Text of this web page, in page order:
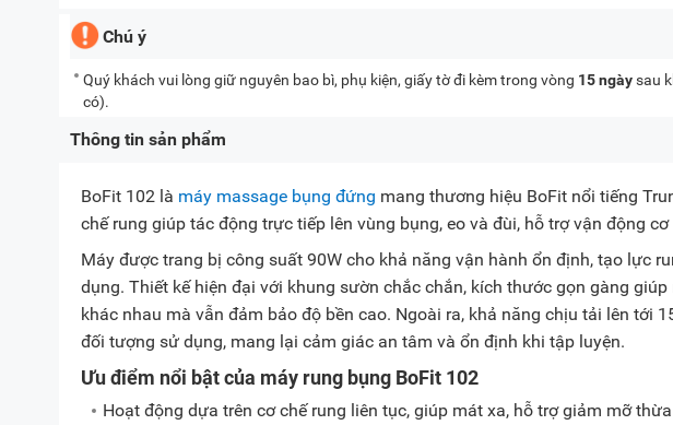
Chú ý
Quý khách vui lòng giữ nguyên bao bì, phụ kiện, giấy tờ đi kèm trong vòng 15 ngàysau
có).
Thông tin sản phẩm
BoFit 102 là máy massage bụng đứng mang thương hiệu BoFit nổi tiếng
chế rung giúp tác động trực tiếp lên vùng bụng, eo và đùi, hỗ trợ vận động
Máy được trang bị công suất 90W cho khả năng vận hành ổn định, tạo lực
dụng. Thiết kế hiện đại với khung sườn chắc chắn, kích thước gọn gàng
khác nhau mà vẫn đảm bảo độ bền cao. Ngoài ra, khả năng chịu tải lên tới
đối tượng sử dụng, mang lại cảm giác an tâm và ổn định khi tập luyện.
Ưu điểm nổi bật của máy rung bụng BoFit 102
Hoạt động dựa trên cơ chế rung liên tục, giúp mát xa, hỗ trợ giảm mỡ